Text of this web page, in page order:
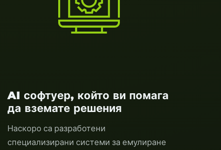
AI софтуер, който ви помага
да вземате решения
Наскоро са разработени
специализирани системи за емулиране